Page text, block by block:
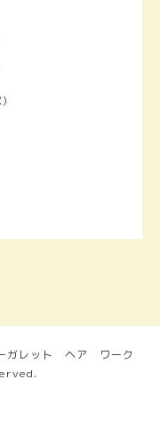
ガレット ヘア ワーク